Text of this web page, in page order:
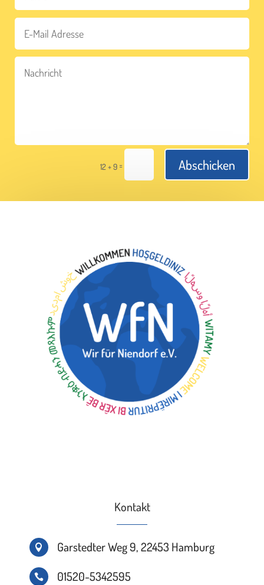
12 + 9 = Abschicken
Kontakt
 Garstedter Weg 9, 22453 Hamburg
 01520-5342595